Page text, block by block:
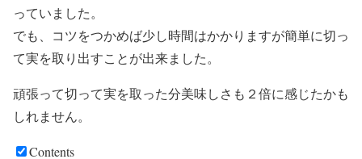
っていました。
でも、コツをつかめば少し時間はかかりますが簡単に切っ
て実を取り出すことが出来ました。
頑張って切って実を取った分美味しさも２倍に感じたかも
しれません。
Contents